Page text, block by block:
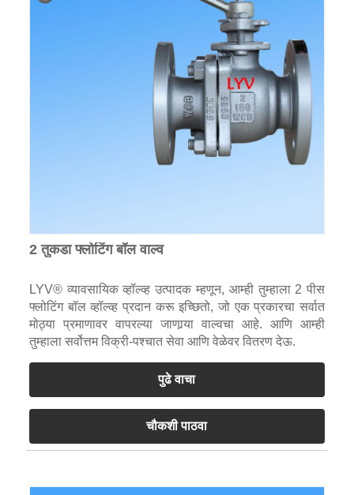
2 तुकडा फ्लोटिंग बॉल वाल्व
LYV® व्यावसायिक व्हॉल्व्ह उत्पादक म्हणून, आम्ही तुम्हाला 2 पीस
फ्लोटिंग बॉल व्हॉल्व्ह प्रदान करू इच्छितो, जो एक प्रकारचा सर्वात
मोठ्या प्रमाणावर वापरल्या जाणार्‍या वाल्वचा आहे. आणि आम्ही
तुम्हाला सर्वोत्तम विक्री-पश्चात सेवा आणि वेळेवर वितरण देऊ.
पुढे वाचा
चौकशी पाठवा